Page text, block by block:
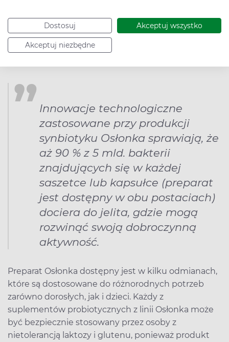
Dostosuj Akceptuj wszystko
Akceptuj niezbędne
wspomnieć, że w składzie synbiotyku Osłonka
znajdują się bakterie przebadane klinicznie. Ma to
niebagatelne znaczenie dla skuteczności i
Innowacje technologiczne
zastosowane przy produkcji
synbiotyku Osłonka sprawiają, że
aż 90 % z 5 mld. bakterii
znajdujących się w każdej
saszetce lub kapsułce (preparat
jest dostępny w obu postaciach)
dociera do jelita, gdzie mogą
rozwinąć swoją dobroczynną
aktywność.
Preparat Osłonka dostępny jest w kilku odmianach,
które są dostosowane do różnorodnych potrzeb
zarówno dorosłych, jak i dzieci. Każdy z
suplementów probiotycznych z linii Osłonka może
być bezpiecznie stosowany przez osoby z
nietolerancją laktozy i glutenu, ponieważ produkt